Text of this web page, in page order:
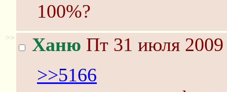
100%?
>> Ханю Пт 31 июля
>>5166